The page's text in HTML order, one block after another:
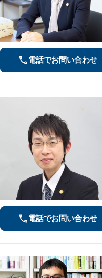
電話でお問い合わせ
電話でお問い合わせ